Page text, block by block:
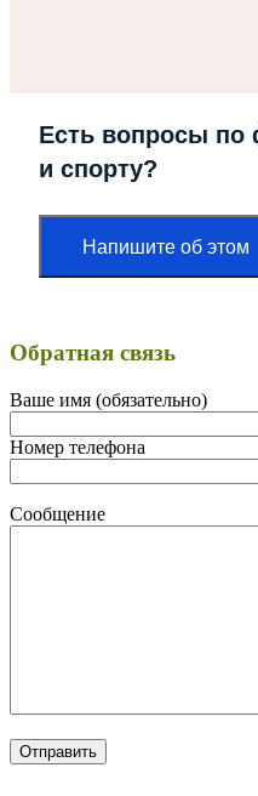
Есть вопросы по
и спорту?
Напишите об этом
Обратная связь
Ваше имя (обязательно)
Номер телефона
Сообщение